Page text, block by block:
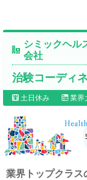
シミックヘル
会社
治験コーディ
土日休み 業界
業界トップクラス